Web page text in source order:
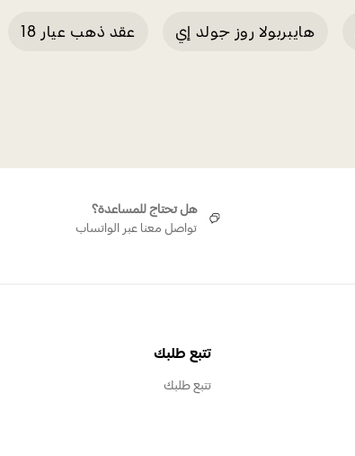
هايبربولا روز جولد إي عقد ذهب عيار 18
هل تحتاج للمساعدة؟
تواصل معنا عبر الواتساب
تتبع طلبك
تتبع طلبك